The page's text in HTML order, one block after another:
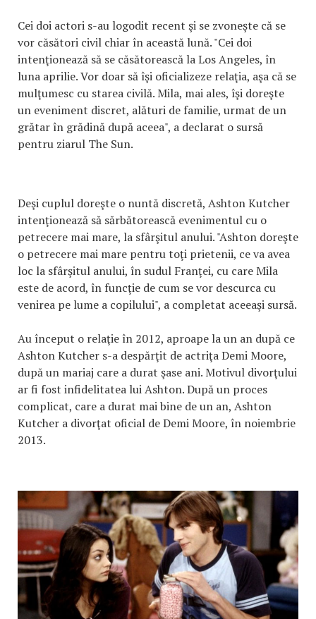
Cei doi actori s-au logodit recent şi se zvoneşte că se
vor căsători civil chiar în această lună. "Cei doi
intenţionează să se căsătorească la Los Angeles, în
luna aprilie. Vor doar să îşi oficializeze relaţia, aşa că se
mulţumesc cu starea civilă. Mila, mai ales, îşi doreşte
un eveniment discret, alături de familie, urmat de un
grătar în grădină după aceea", a declarat o sursă
pentru ziarul The Sun.
Deşi cuplul doreşte o nuntă discretă, Ashton Kutcher
intenţionează să sărbătorească evenimentul cu o
petrecere mai mare, la sfârşitul anului. "Ashton doreşte
o petrecere mai mare pentru toţi prietenii, ce va avea
loc la sfârşitul anului, în sudul Franţei, cu care Mila
este de acord, în funcţie de cum se vor descurca cu
venirea pe lume a copilului", a completat aceeaşi sursă.
Au început o relaţie în 2012, aproape la un an după ce
Ashton Kutcher s-a despărţit de actriţa Demi Moore,
după un mariaj care a durat şase ani. Motivul divorţului
ar fi fost infidelitatea lui Ashton. După un proces
complicat, care a durat mai bine de un an, Ashton
Kutcher a divorţat oficial de Demi Moore, în noiembrie
2013.